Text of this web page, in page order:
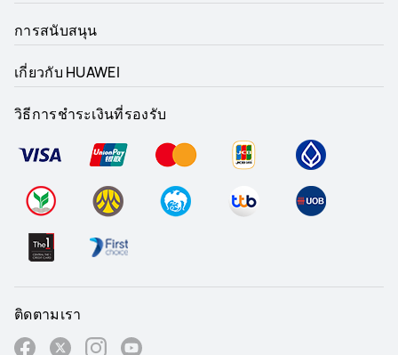
การสนับสนุน
เกี่ยวกับ HUAWEI
วิธีการชำระเงินที่รองรับ
ติดตามเรา